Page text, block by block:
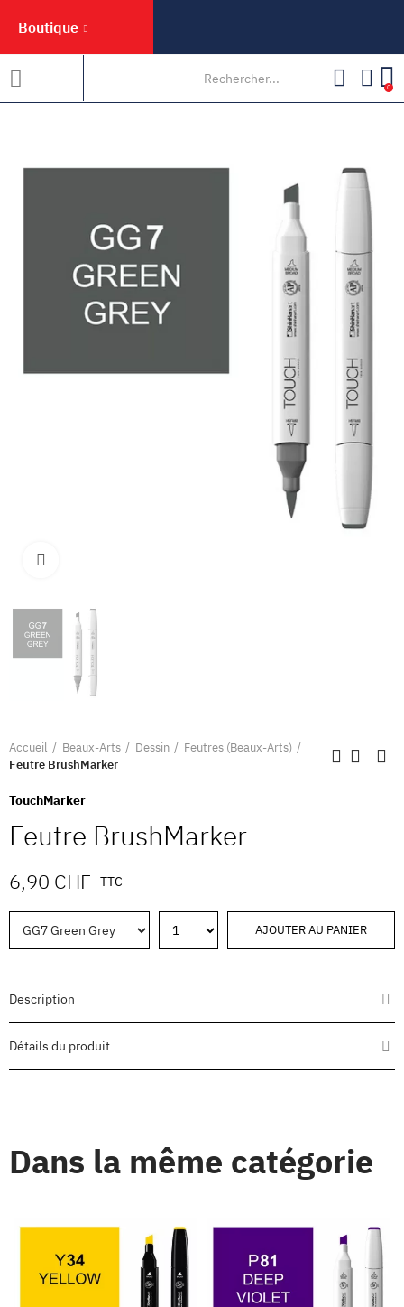
Boutique
0
Accueil Beaux-Arts Dessin
Feutres (Beaux-Arts)
Feutre BrushMarker
TouchMarker
Feutre BrushMarker
6,90 CHF TTC
AJOUTER AU PANIER
Description
Détails du produit
Dans la même catégorie